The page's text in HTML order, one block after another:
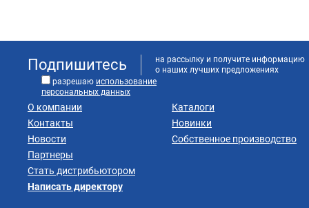
Подпишитесь
на рассылку и получите информацию
о наших лучших предложениях
разрешаю использование
персональных данных
О компании
Контакты
Новости
Партнеры
Стать дистрибьютором
Каталоги
Новинки
Собственное производство
Написать директору